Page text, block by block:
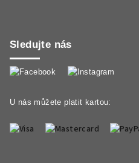
Sledujte nás
U nás můžete platit kartou: